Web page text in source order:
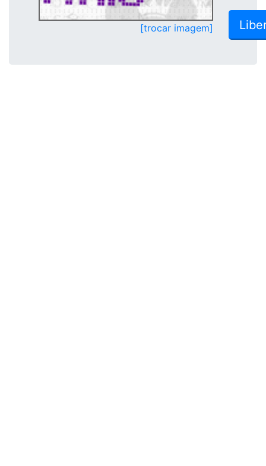
[trocar imagem]